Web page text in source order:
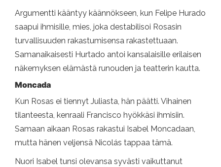
Argumentti kääntyy käännökseen, kun Felipe Hurado
saapui ihmisille, mies, joka destabilisoi Rosasin
turvallisuuden rakastumisensa rakastettuaan.
Samanaikaisesti Hurtado antoi kansalaisille erilaisen
näkemyksen elämästä runouden ja teatterin kautta.
Moncada
Kun Rosas ei tiennyt Juliasta, hän päätti. Vihainen
tilanteesta, kenraali Francisco hyökkäsi ihmisiin.
Samaan aikaan Rosas rakastui Isabel Moncadaan,
mutta hänen veljensä Nicolás tappaa tämä.
Nuori Isabel tunsi olevansa syvästi vaikuttanut